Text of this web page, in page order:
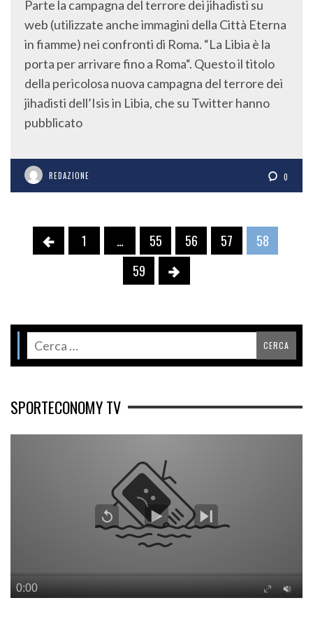
Parte la campagna del terrore dei jihadisti su
web (utilizzate anche immagini della Città Eterna
in fiamme) nei confronti di Roma. “La Libia è la
porta per arrivare fino a Roma“. Questo il titolo
della pericolosa nuova campagna del terrore dei
jihadisti dell’Isis in Libia, che su Twitter hanno
pubblicato
REDAZIONE 0
1 … 55 56 57
58
59
SPORTECONOMY TV